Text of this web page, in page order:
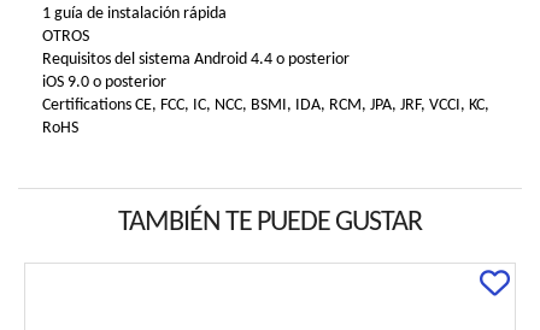
1 guía de instalación rápida
OTROS
Requisitos del sistema Android 4.4 o posterior
iOS 9.0 o posterior
Certifications CE, FCC, IC, NCC, BSMI, IDA, RCM, JPA, JRF, VCCI, KC,
RoHS
TAMBIÉN TE PUEDE GUSTAR